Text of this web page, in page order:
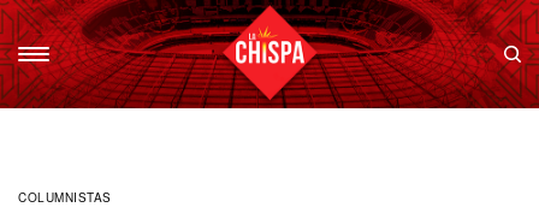
COLUMNISTAS